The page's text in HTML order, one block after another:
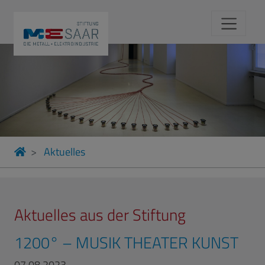
Aktuelles
Aktuelles aus der Stiftung
1200° – MUSIK THEATER KUNST